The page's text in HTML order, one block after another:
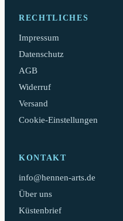
RECHTLICHES
Impressum
Datenschutz
AGB
Widerruf
Versand
Cookie-Einstellungen
KONTAKT
info@hennen-arts.de
Über uns
Küstenbrief